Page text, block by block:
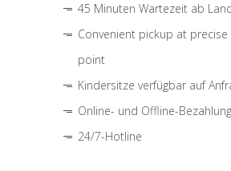
45 Minuten Wartezeit ab
Convenient pickup at
point
Kindersitze verfügbar auf
Online- und Offline-
24/7-Hotline